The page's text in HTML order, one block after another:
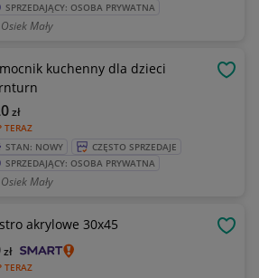
SPRZEDAJĄCY: OSOBA PRYWATNA
Osiek Mały
kuchenny dla dzieci
TERAZ
zł
STAN: NOWY
CZĘSTO SPRZEDAJE
SPRZEDAJĄCY: OSOBA PRYWATNA
Osiek Mały
akrylowe 30x45
TERAZ
zł